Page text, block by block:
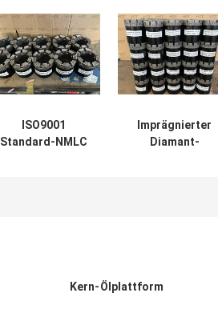
ISO9001
Standard-NMLC
Imprägnierter
Diamant-
Kern-Ölplattform